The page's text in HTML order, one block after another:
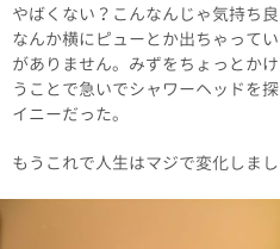
やばくない？こんなんじゃ気持ち
なんか横にピューとか出ちゃって
がありません。みずをちょっとか
うことで急いでシャワーヘッドを
イニーだった。
もうこれで人生はマジで変化しまし